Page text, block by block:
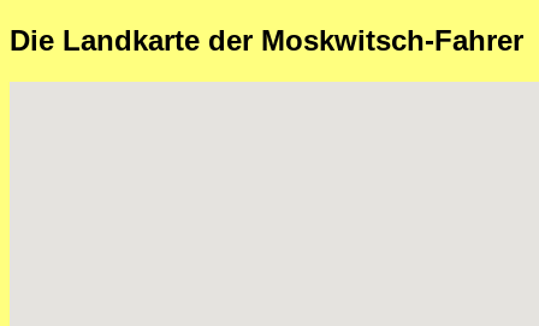
Die Landkarte der Moskwitsch-Fahrer